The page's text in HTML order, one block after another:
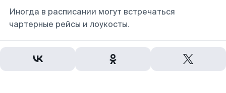
Иногда в расписании могут встречаться
чартерные рейсы и лоукосты.